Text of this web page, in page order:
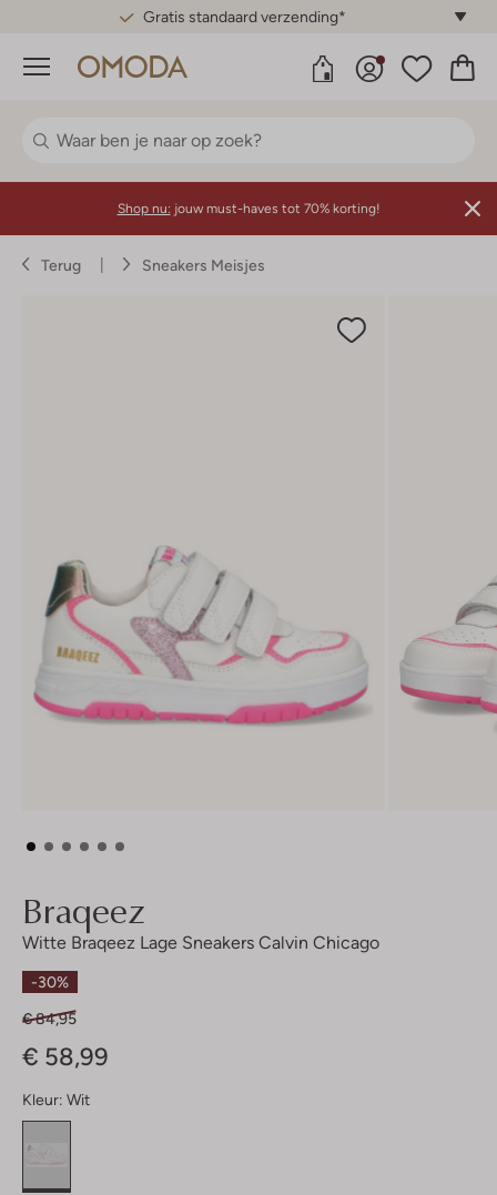
Gratis standaard verzending*
Menu
Shop nu: jouw must-haves tot 70% korting!
Terug Sneakers Meisjes
Braqeez
Witte Braqeez Lage Sneakers Calvin Chicago
-30%
€ 84,95
€ 58,99
Kleur: Wit